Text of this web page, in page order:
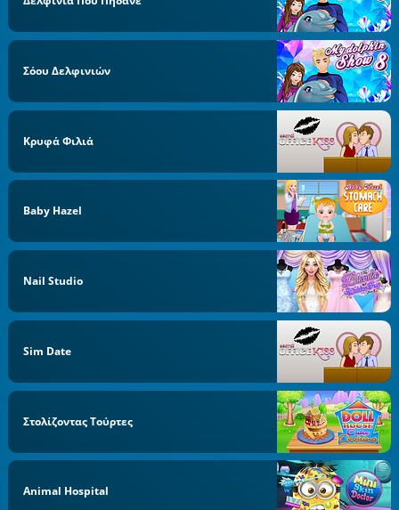
Σόου Δελφινιών
Κρυφά Φιλιά
Baby Hazel
Nail Studio
Sim Date
Στολίζοντας Τούρτες
Animal Hospital